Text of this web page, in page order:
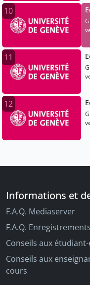
10
11
12
Informations et
F.A.Q. Mediaserver
F.A.Q.
Conseils aux
Conseils aux
cours